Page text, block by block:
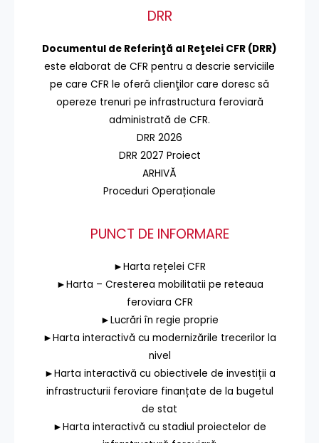
DRR
Documentul de Referinţă al Reţelei CFR (DRR)
este elaborat de CFR pentru a descrie serviciile
pe care CFR le oferă clienţilor care doresc să
opereze trenuri pe infrastructura feroviară
administrată de CFR.
DRR 2026
DRR 2027 Proiect
ARHIVĂ
Proceduri Operaționale
PUNCT DE INFORMARE
►Harta rețelei CFR
►Harta – Cresterea mobilitatii pe reteaua
feroviara CFR
►Lucrări în regie proprie
►Harta interactivă cu modernizările trecerilor la
nivel
►Harta interactivă cu obiectivele de investiții a
infrastructurii feroviare finanțate de la bugetul
de stat
►Harta interactivă cu stadiul proiectelor de